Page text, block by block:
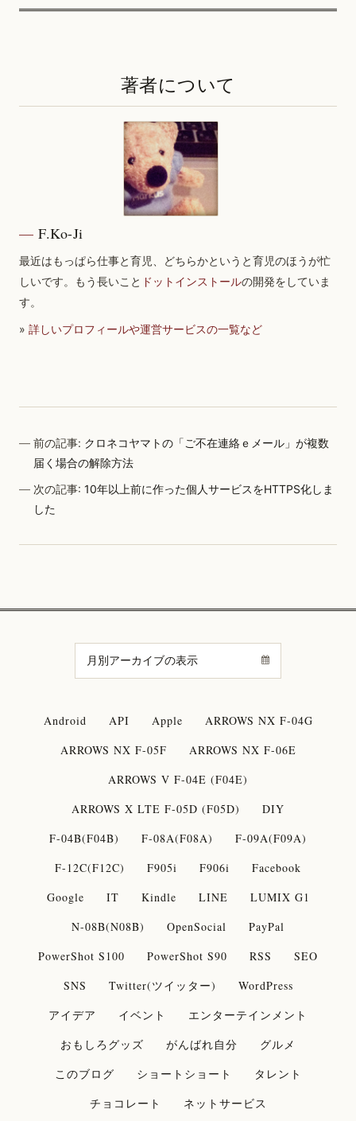
著者について
F.Ko-Ji
最近はもっぱら仕事と育児、どちらかというと育児のほうが忙
しいです。もう長いこと ドットインストールの開発をしていま
す。
» 詳しいプロフィールや運営サービスの一覧など
前の記事: クロネコヤマトの「ご不在連絡ｅメール」が複数
届く場合の解除方法
次の記事:10年以上前に作った個人サービスをHTTPS化しま
した
Android API Apple
ARROWS NX F-04G
ARROWS NX F-05F
ARROWS NX F-06E
ARROWS V F-04E (F04E)
ARROWS X LTE F-05D (F05D)
DIY
F-04B(F04B)
F-08A(F08A)
F-09A(F09A)
F-12C(F12C)
F905i F906i
Facebook
Google
IT Kindle LINE
LUMIX G1
N-08B(N08B)
OpenSocial
PayPal
PowerShot S100
PowerShot S90 RSS
SEO
SNS
Twitter(ツイッター)
WordPress
アイデア
イベント
エンターテインメント
おもしろグッズ
がんばれ自分
グルメ
このブログ
ショートショート
タレント
チョコレート
ネットサービス